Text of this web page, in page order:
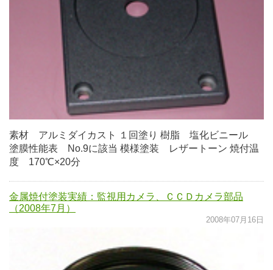
素材 アルミダイカスト １回塗り 樹脂 塩化ビニール
塗膜性能表 No.9に該当 模様塗装 レザートーン 焼付温
度 170℃×20分
金属焼付塗装実績：監視用カメラ、ＣＣＤカメラ部品
（2008年7月）
2008年07月16日